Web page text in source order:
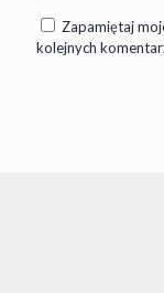
Zapamiętaj
kolejnych